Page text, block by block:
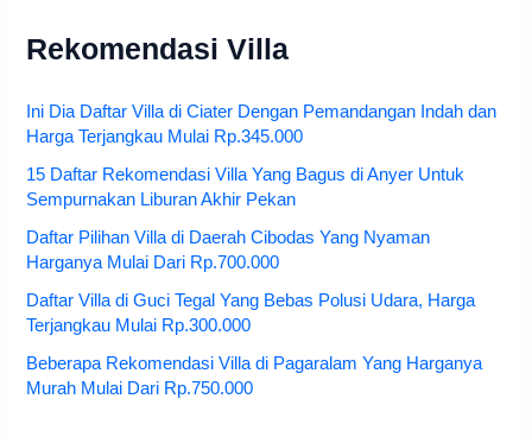
Rekomendasi Villa
Ini Dia Daftar Villa di Ciater Dengan Pemandangan Indah dan
Harga Terjangkau Mulai Rp.345.000
15 Daftar Rekomendasi Villa Yang Bagus di Anyer Untuk
Sempurnakan Liburan Akhir Pekan
Daftar Pilihan Villa di Daerah Cibodas Yang Nyaman
Harganya Mulai Dari Rp.700.000
Daftar Villa di Guci Tegal Yang Bebas Polusi Udara, Harga
Terjangkau Mulai Rp.300.000
Beberapa Rekomendasi Villa di Pagaralam Yang Harganya
Murah Mulai Dari Rp.750.000